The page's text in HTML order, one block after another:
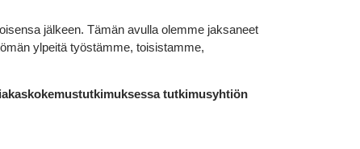
jälkeen. Tämän avulla olemme jaksaneet
ylpeitä työstämme, toisistamme,
tutkimusyhtiön